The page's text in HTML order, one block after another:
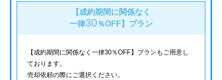
【成約期間に関係なく
一律30％OFF】 プラン
【成約期間に関係なく一律30％OFF】プランもご用意し
ております。
売却依頼の際にご選択ください。